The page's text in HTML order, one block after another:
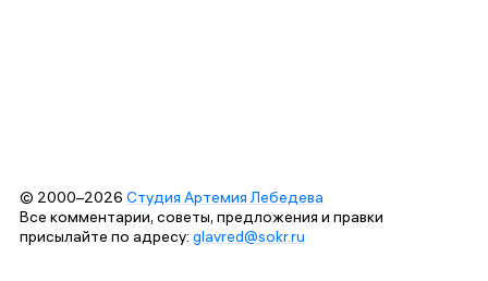
© 2000–2026 Студия Артемия Лебедева
Все комментарии, советы, предложения и правки
присылайте по адресу: glavred@sokr.ru